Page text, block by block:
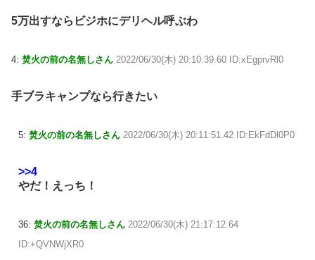
5万出すならビジホにデリヘル呼ぶわ
4: 焚火の前の名無しさん 2022/06/30(木) 20:10:39.60 ID:xEgprvRl0
手ブラキャンプなら行きたい
5: 焚火の前の名無しさん 2022/06/30(木) 20:11:51.42 ID:EkFdDl0P0
>>4
やだ！えっち！
36: 焚火の前の名無しさん 2022/06/30(木) 21:17:12.64
ID:+QVNWjXR0